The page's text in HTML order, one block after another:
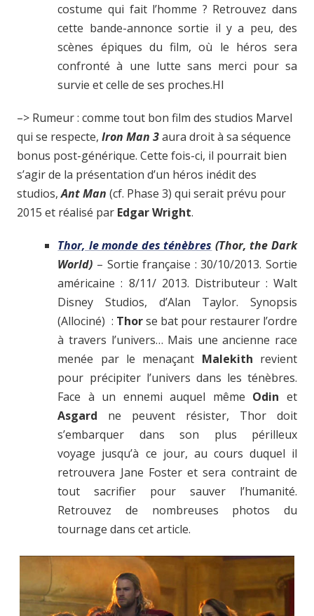
costume qui fait l’homme ? Retrouvez dans
cette bande-annonce sortie il y a peu, des
scènes épiques du film, où le héros sera
confronté à une lutte sans merci pour sa
survie et celle de ses proches.HI
–> Rumeur : comme tout bon film des studios Marvel
qui se respecte, Iron Man 3aura droit à sa séquence
bonus post-générique. Cette fois-ci, il pourrait bien
s’agir de la présentation d’un héros inédit des
studios,Ant Man (cf. Phase 3) qui serait prévu pour
2015 et réalisé par Edgar Wright.
Thor, le monde des ténèbres (Thor, the Dark
World) – Sortie française : 30/10/2013. Sortie
américaine : 8/11/ 2013. Distributeur : Walt
Disney Studios, d’Alan Taylor. Synopsis
(Allociné) : Thorse bat pour restaurer l’ordre
à travers l’univers… Mais une ancienne race
menée par le menaçant Malekith revient
pour précipiter l’univers dans les ténèbres.
Face à un ennemi auquel même Odin et
Asgard ne peuvent résister, Thor doit
s’embarquer dans son plus périlleux
voyage jusqu’à ce jour, au cours duquel il
retrouvera Jane Foster et sera contraint de
tout sacrifier pour sauver l’humanité.
Retrouvez de nombreuses photos du
tournage dans cet article.